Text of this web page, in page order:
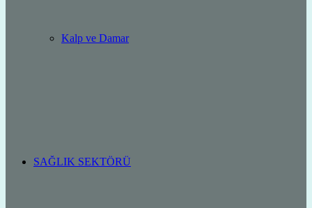
Kalp ve Damar
SAĞLIK SEKTÖRÜ